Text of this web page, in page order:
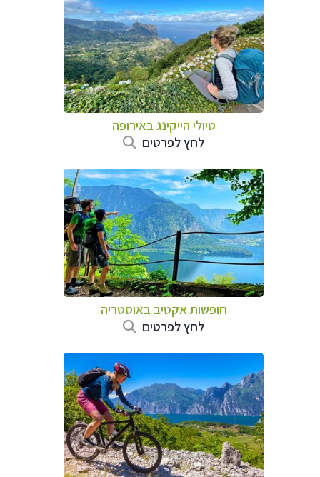
טיולי הייקינג באירופה
לחץ לפרטים
חופשות אקטיב באוסטריה
לחץ לפרטים